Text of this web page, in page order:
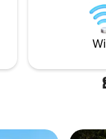
บายและ
ที่ห้องใต้
าง ยังมีทีวี
ฟรีด้วย
ป่าแล
กระท่
มินิกอ